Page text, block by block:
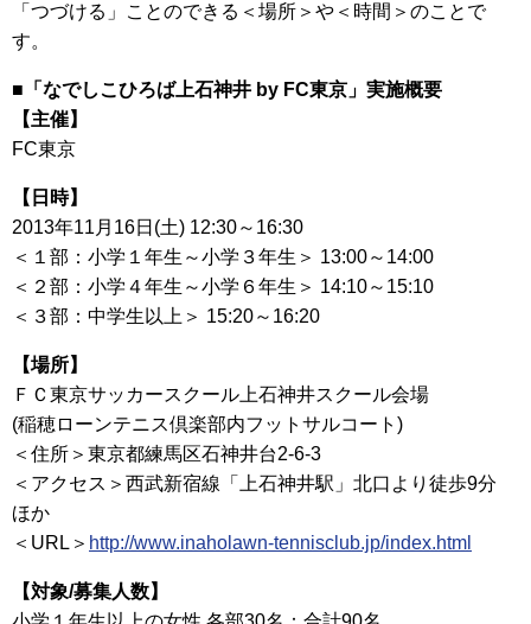
「つづける」ことのできる＜場所＞や＜時間＞のことで
す。
■「なでしこひろば上石神井 by FC東京」実施概要
【主催】
FC東京
【日時】
2013年11月16日(土) 12:30～16:30
＜１部：小学１年生～小学３年生＞ 13:00～14:00
＜２部：小学４年生～小学６年生＞ 14:10～15:10
＜３部：中学生以上＞ 15:20～16:20
【場所】
ＦＣ東京サッカースクール上石神井スクール会場
(稲穂ローンテニス倶楽部内フットサルコート)
＜住所＞東京都練馬区石神井台2-6-3
＜アクセス＞西武新宿線「上石神井駅」北口より徒歩9分
ほか
＜URL＞ http://www.inaholawn-tennisclub.jp/index.html
【対象/募集人数】